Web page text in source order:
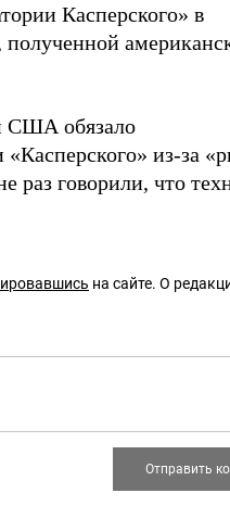
Касперского» в
США обязало
из-за
раз говорили, что
на сайте. О